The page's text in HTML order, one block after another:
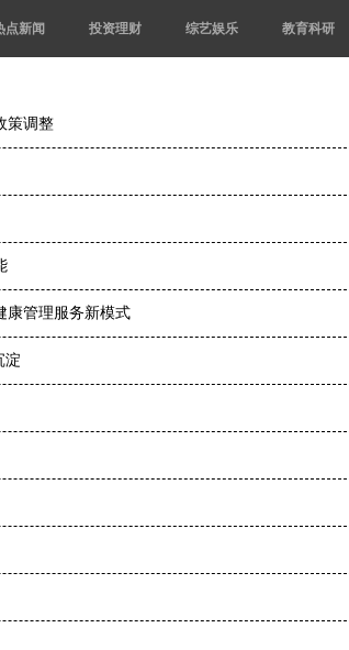
点新闻 投资理财 综艺娱乐 教育科研
策调整
康管理服务新模式
淀